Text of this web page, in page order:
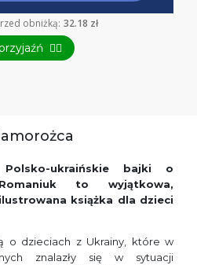
obniżką: 32.18 zł
👯‍♀️
ukraińskie bajki o
to wyjątkowa,
książka dla dzieci
o dzieciach z Ukrainy, które w
znalazły się w sytuacji